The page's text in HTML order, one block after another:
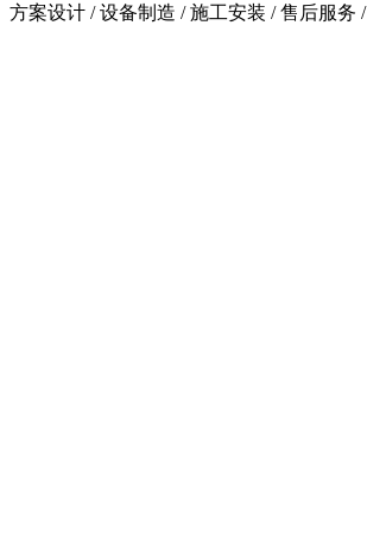
方案设计 / 设备制造 / 施工安装 / 售后服务